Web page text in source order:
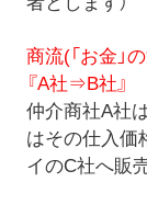
商流(「お金」
『A社⇒B社』
仲介商社A社
はその仕入価
イのC社へ販